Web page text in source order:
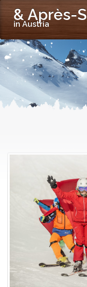
& Après-
in Austria